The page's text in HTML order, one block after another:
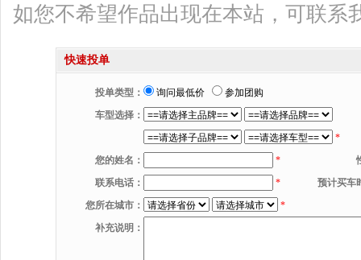
如您不希望作品出现在本站，可联系
快速投单
投单类型： 询问最低价
参加团购
车型选择：
*
您的姓名：
*
联系电话：
*
预计买车
您所在城市：
*
补充说明：